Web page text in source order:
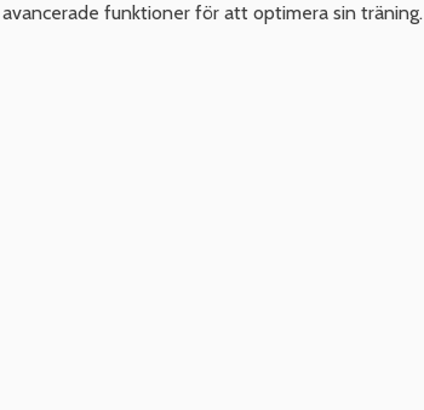
funktioner för att optimera sin träning.